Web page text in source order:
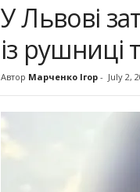
У Львові
із рушниці
Автор Марченко Ігор- July 2,